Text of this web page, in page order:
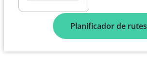
Planificador de rutes